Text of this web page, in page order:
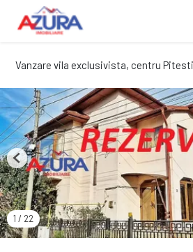
Vanzare vila exclusivista, centru Pitesti
1 / 22
Previous